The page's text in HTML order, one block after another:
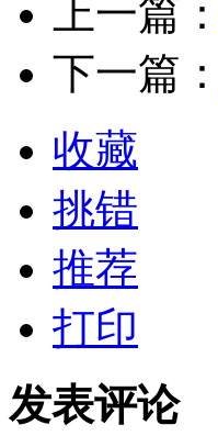
上一篇：
下一篇：
收藏
挑错
推荐
打印
发表评论